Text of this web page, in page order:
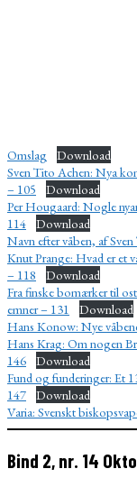
Omslag
Download
Sven Tito Achen: Nya
– 105
Download
Per Hougaard: Nogle
114 Download
Navn efter våben, af
Knut Prange: Hvad er et
– 118
Download
Fra finske bomærker til
emner – 131
Download
Hans Konow: Nye
Hans Krag: Om nogen
146 Download
Fund og funderinger: Et
147 Download
Varia: Svenskt
Bind 2, nr. 14